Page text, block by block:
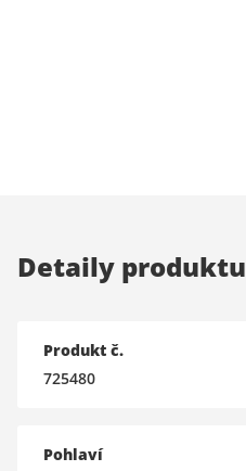
Detaily produktu
Produkt č.
725480
Pohlaví